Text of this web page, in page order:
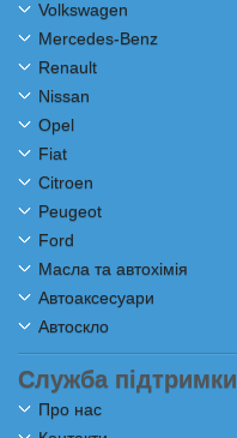
Volkswagen
Mercedes-Benz
Renault
Nissan
Opel
Fiat
Citroen
Peugeot
Ford
Масла та автохімія
Автоаксесуари
Автоскло
Служба підтримки
Про нас